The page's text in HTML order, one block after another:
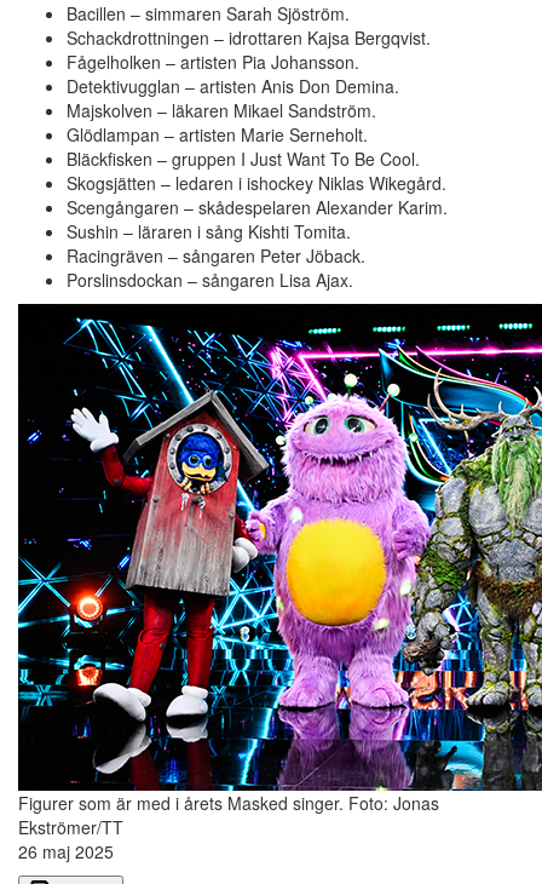
Bacillen – simmaren Sarah Sjöström.
Schackdrottningen – idrottaren Kajsa Bergqvist.
Fågelholken – artisten Pia Johansson.
Detektivugglan – artisten Anis Don Demina.
Majskolven – läkaren Mikael Sandström.
Glödlampan – artisten Marie Serneholt.
Bläckfisken – gruppen I Just Want To Be Cool.
Skogsjätten – ledaren i ishockey Niklas Wikegård.
Scengångaren – skådespelaren Alexander Karim.
Sushin – läraren i sång Kishti Tomita.
Racingräven – sångaren Peter Jöback.
Porslinsdockan – sångaren Lisa Ajax.
Figurer som är med i årets Masked singer. Foto: Jonas
Ekströmer/TT
26 maj 2025